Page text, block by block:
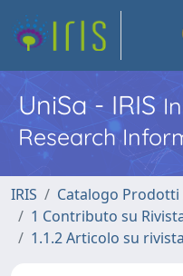
UniSa - IRIS
Research
IRIS
Catalogo Prodotti
1 Contributo su
1.1.2 Articolo su